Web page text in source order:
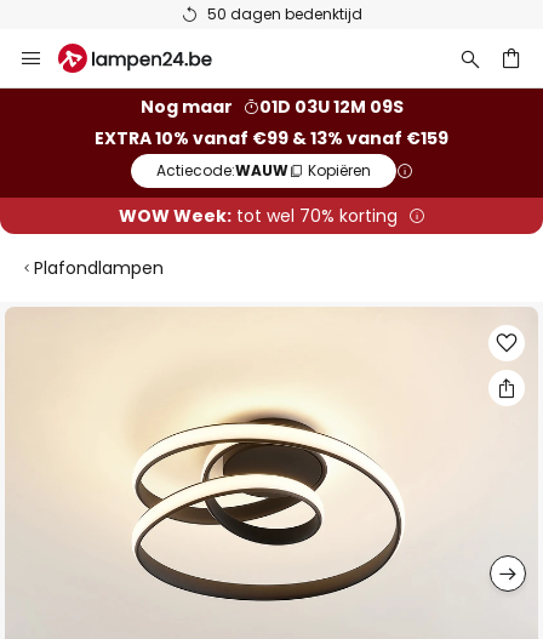
50 dagen bedenktijd
naar
Nog maar
01D 03U 12M 09S
EXTRA 10% vanaf €99 & 13% vanaf €159
Actiecode:WAUW Kopiëren
WOW Week:tot wel 70% korting
Plafondlampen
Ga
afbeeldingen-